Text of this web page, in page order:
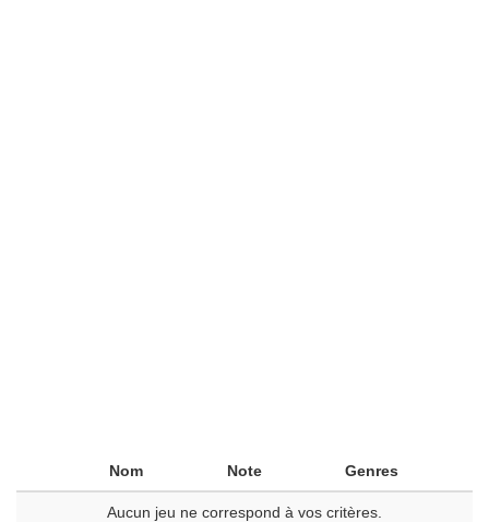
Nom Note Genres
Aucun jeu ne correspond à vos critères.